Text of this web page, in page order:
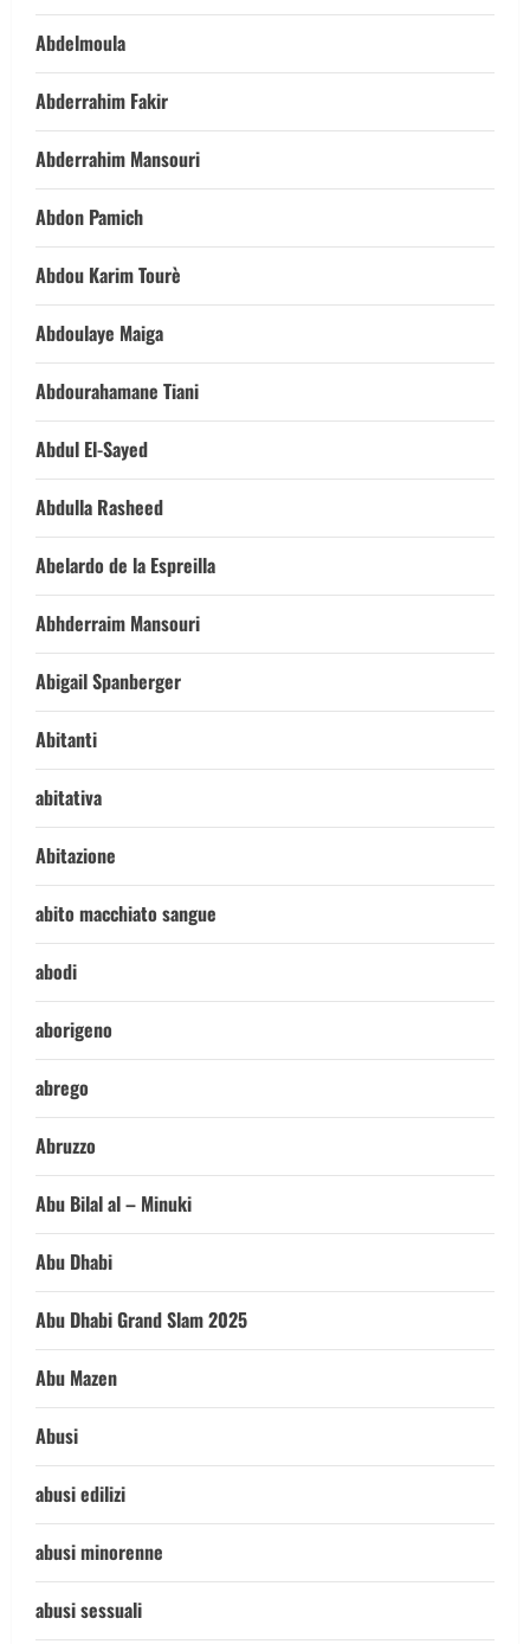
Abdelmoula
Abderrahim Fakir
Abderrahim Mansouri
Abdon Pamich
Abdou Karim Tourè
Abdoulaye Maiga
Abdourahamane Tiani
Abdul El-Sayed
Abdulla Rasheed
Abelardo de la Espreilla
Abhderraim Mansouri
Abigail Spanberger
Abitanti
abitativa
Abitazione
abito macchiato sangue
abodi
aborigeno
abrego
Abruzzo
Abu Bilal al – Minuki
Abu Dhabi
Abu Dhabi Grand Slam 2025
Abu Mazen
Abusi
abusi edilizi
abusi minorenne
abusi sessuali